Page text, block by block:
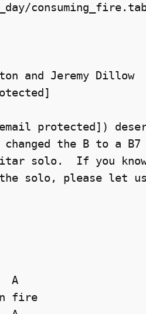
and Jeremy Dillow
protected])
changed the B to a
solo.  If you
solo, please let
A
fire